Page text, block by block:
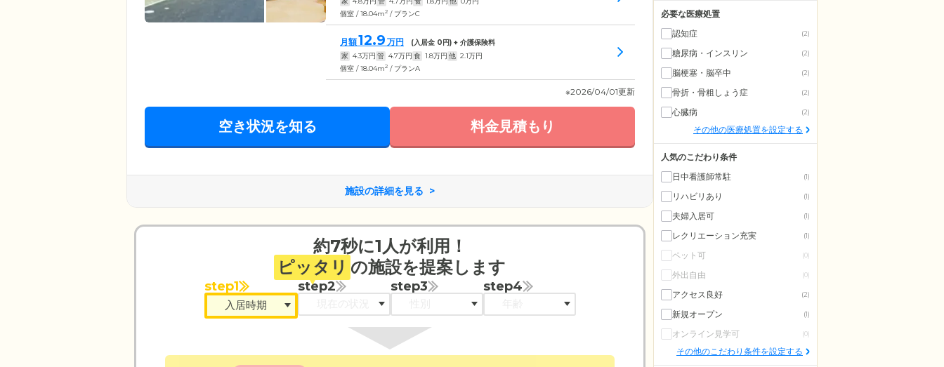
個室 / 18.04m2 / プランC
月額12.9 万円 (入居金 0円) + 介護保険料
家 4.3万円 管 4.7万円 食 1.8万円 他 2.1万円
個室 / 18.04m2 / プランA
※2026/04/01更新
空き状況を知る 料金見積もり
施設の詳細を見る
約7秒に1人が利用！
ピッタリ の施設を提案します
step1 step2 step3 step4
必要な医療処置
認知症
(2)
糖尿病・インスリン (2)
脳梗塞・脳卒中 (2)
骨折・骨粗しょう症 (2)
心臓病 (2)
その他の医療処置を設定する
人気のこだわり条件
日中看護師常駐
(1)
リハビリあり (1)
夫婦入居可 (1)
レクリエーション充実 (1)
ペット可 (0)
外出自由 (0)
アクセス良好 (2)
新規オープン (1)
オンライン見学可 (0)
その他のこだわり条件を設定する